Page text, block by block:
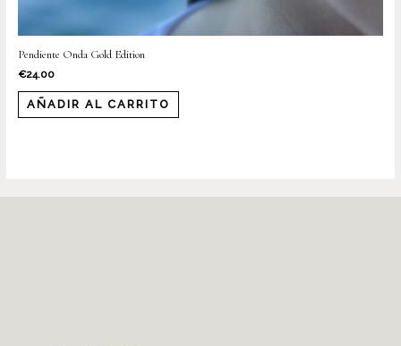
Pendiente Onda Gold Edition
€24.00
AÑADIR AL CARRITO